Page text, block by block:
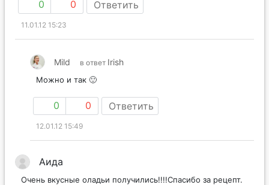
0 0 Ответить
11.01.12 15:23
Mild в ответ Irish
Можно и так 🙂
0 0 Ответить
12.01.12 15:49
Аида
Очень вкусные оладьи получились!!!!Спасибо за рецепт.